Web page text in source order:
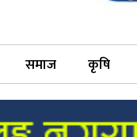
समाज कृषि